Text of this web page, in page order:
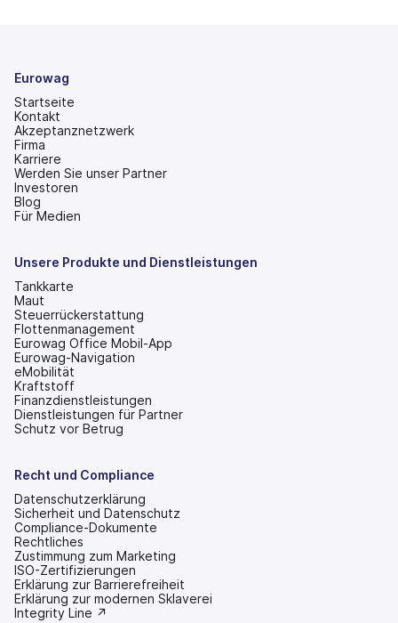
Eurowag
Startseite
Kontakt
Akzeptanznetzwerk
Firma
Karriere
Werden Sie unser Partner
Investoren
(wird
in
Tab
Blog
Für Medien
Unsere Produkte und Dienstleistungen
Tankkarte
Maut
Steuerrückerstattung
Flottenmanagement
Eurowag Office Mobil-App
Eurowag-Navigation
eMobilität
Kraftstoff
Finanzdienstleistungen
Dienstleistungen für Partner
Schutz vor Betrug
Recht und Compliance
Datenschutzerklärung
Sicherheit und Datenschutz
Compliance-Dokumente
Rechtliches
Zustimmung zum Marketing
ISO-Zertifizierungen
Erklärung zur Barrierefreiheit
(wird
in
Erklärung zur modernen Sklaverei
(wird
Integrity Line ↗